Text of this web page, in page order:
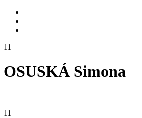
11
OSUSKÁ Simona
11